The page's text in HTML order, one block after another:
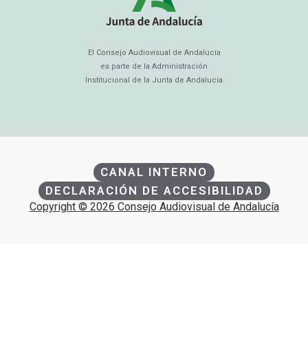
El Consejo Audiovisual de Andalucía
es parte de la Administración
Institucional de la Junta de Andalucía
CANAL INTERNO
DECLARACIÓN DE ACCESIBILIDAD
Copyright © 2026 Consejo Audiovisual de Andalucía